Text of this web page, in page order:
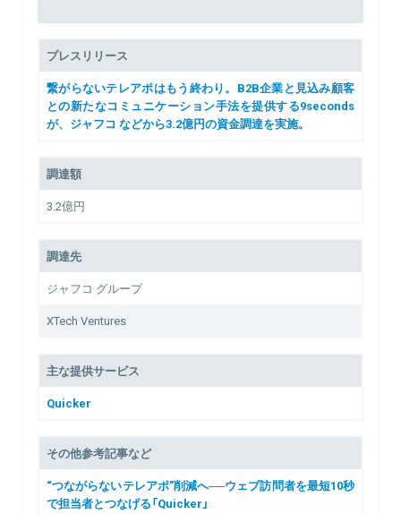
プレスリリース
繋がらないテレアポはもう終わり。B2B企業と見込み顧客
との新たなコミュニケーション手法を提供する9seconds
が、ジャフコ などから3.2億円の資金調達を実施。
調達額
3.2億円
調達先
ジャフコ グループ
XTech Ventures
主な提供サービス
Quicker
その他参考記事など
“つながらないテレアポ”削減へ──ウェブ訪問者を最短10秒
で担当者とつなげる「Quicker」